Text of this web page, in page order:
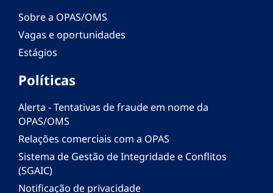
Sobre a OPAS/OMS
Vagas e oportunidades
Estágios
Políticas
Alerta - Tentativas de fraude em nome da
OPAS/OMS
Relações comerciais com a OPAS
Sistema de Gestão de Integridade e Conflitos
(SGAIC)
Notificação de privacidade